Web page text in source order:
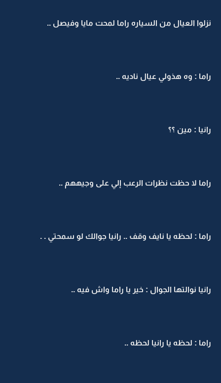
نزلوا العيال من السياره راما لمحت مايا وفيصل ..
راما : وه هذولي عيال ناديه ..
رانيا : مين ؟؟
راما لا حظت نظرات الرعب إلي على وجيههم ..
راما : لحظه يا نايف وقف .. رانيا جوالك لو سمحتي . .
رانيا نوالتها الجوال : خير يا راما واش فيه ..
راما : لحظه يا رانيا لحظه ..